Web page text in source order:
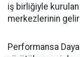
iş birliğiyle
merkezlerinin gelir
​Performansa